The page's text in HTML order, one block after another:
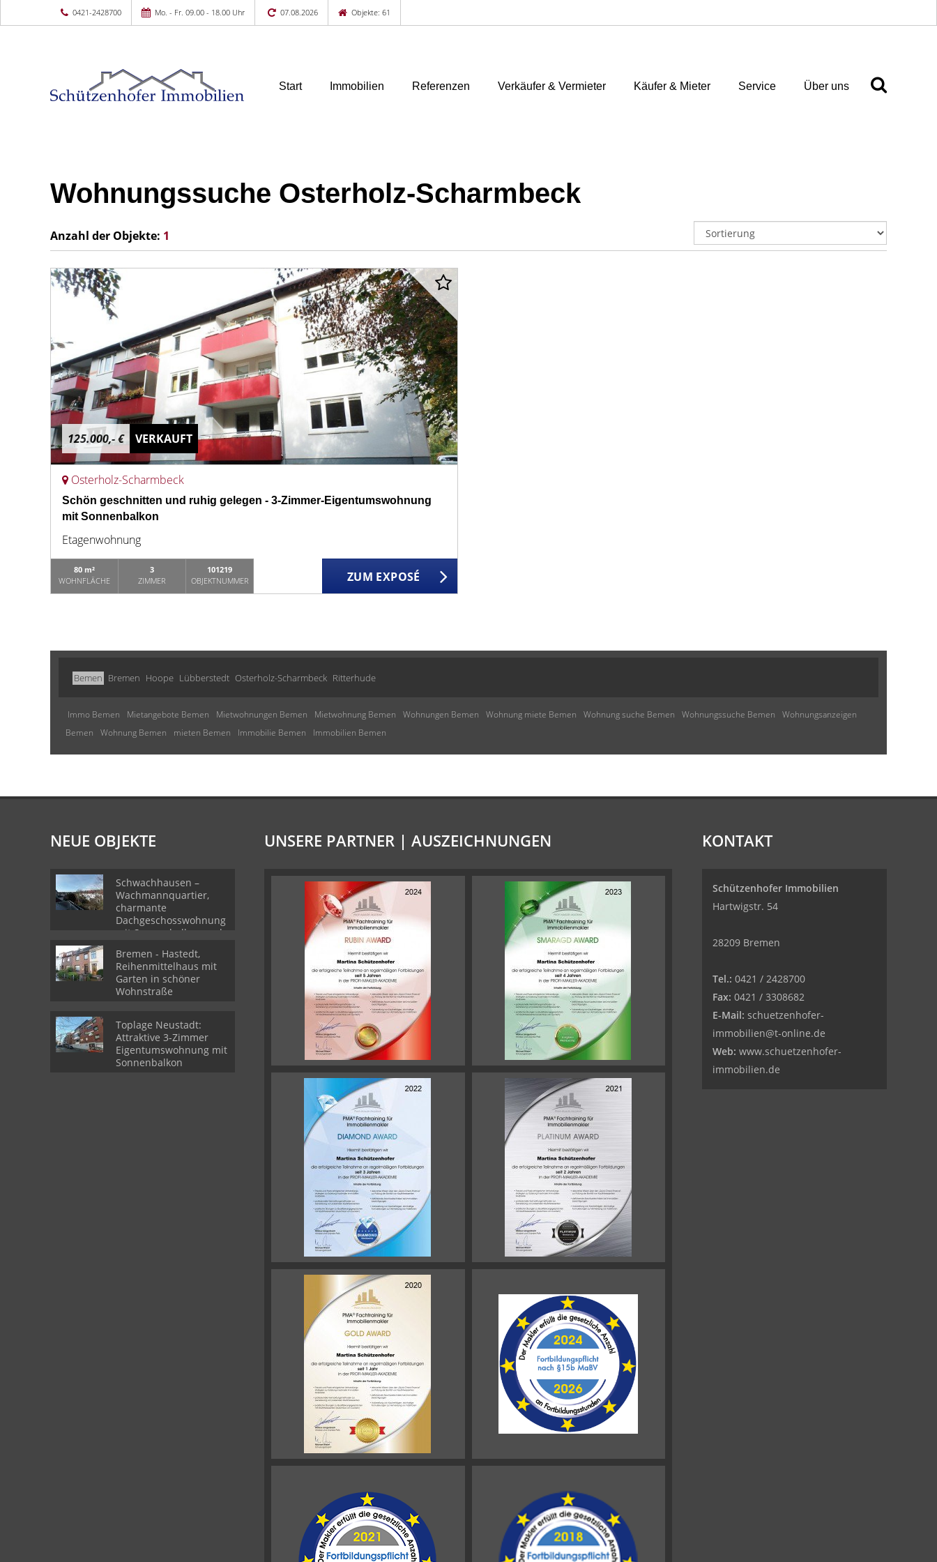
0421-2428700 Mo. - Fr. 09.00 - 18.00 Uhr 07.08.2026 Objekte: 61
Start Immobilien Referenzen Verkäufer & Vermieter Käufer & Mieter Service Über uns
Wohnungssuche Osterholz-Scharmbeck
Anzahl der Objekte: 1
125.000,- € VERKAUFT
Osterholz-Scharmbeck
Schön geschnitten und ruhig gelegen - 3-Zimmer-Eigentumswohnung
mit Sonnenbalkon
Etagenwohnung
80 m²
WOHNFLÄCHE
3
ZIMMER
101219
OBJEKTNUMMER
ZUM EXPOSÉ
Bemen Bremen Hoope Lübberstedt Osterholz-Scharmbeck Ritterhude
Immo Bemen Mietangebote Bemen Mietwohnungen Bemen Mietwohnung Bemen Wohnungen Bemen Wohnung miete Bemen Wohnung suche Bemen Wohnungssuche Bemen
Wohnungsanzeigen
Bemen
Wohnung Bemen mieten Bemen Immobilie Bemen Immobilien Bemen
NEUE OBJEKTE
Schwachhausen –
Wachmannquartier,
charmante
Dachgeschosswohnung
mit Sonnenbalkon und
Bremen - Hastedt,
Reihenmittelhaus mit
Garten in schöner
Wohnstraße
Toplage Neustadt:
Attraktive 3-Zimmer
Eigentumswohnung mit
Sonnenbalkon
UNSERE PARTNER | AUSZEICHNUNGEN KONTAKT
Schützenhofer Immobilien
Hartwigstr. 54
28209 Bremen
Tel.: 0421 / 2428700
Fax: 0421 / 3308682
E-Mail: schuetzenhofer-
immobilien@t-online.de
Web: www.schuetzenhofer-
immobilien.de